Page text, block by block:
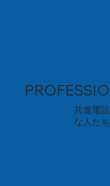
共進電
な人たち